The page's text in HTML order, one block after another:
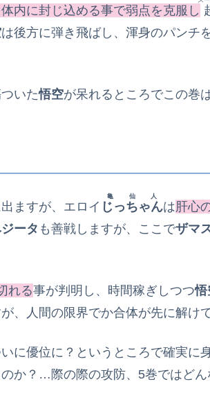
内に封じ込める事で弱点を克服し
は後方に弾き飛ばし、渾身のパンチ
いた悟空が呆れるところでこの巻
ますが、エロイ じっちゃん
亀仙人
は肝心
ータ も善戦しますが、ここでザマ
れる事が判明し、時間稼ぎしつつ悟
、人間の限界でか合体が先に解け
に優位に？というところで確実に
か？…際の際の攻防、5巻ではどん